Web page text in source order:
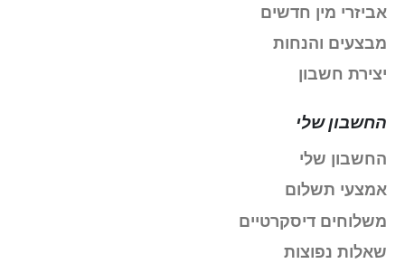
אביזרי מין חדשים
מבצעים והנחות
יצירת חשבון
החשבון שלי
החשבון שלי
אמצעי תשלום
משלוחים דיסקרטיים
שאלות נפוצות